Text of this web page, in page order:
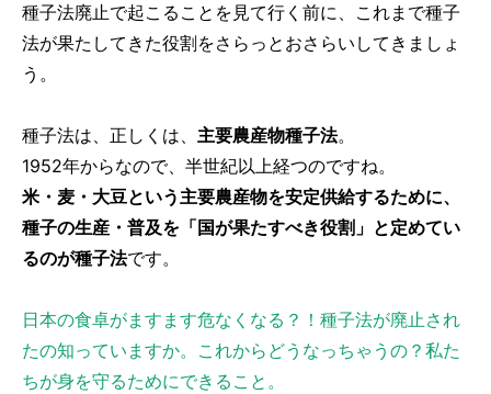
種子法廃止で起こることを見て行く前に、これまで種子
法が果たしてきた役割をさらっとおさらいしてきましょ
う。
種子法は、正しくは、 主要農産物種子法。
1952年からなので、半世紀以上経つのですね。
米・麦・大豆という主要農産物を安定供給するために、
種子の生産・普及を「国が果たすべき役割」と定めてい
るのが種子法です。
日本の食卓がますます危なくなる？！種子法が廃止され
たの知っていますか。これからどうなっちゃうの？私た
ちが身を守るためにできること。